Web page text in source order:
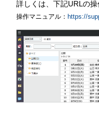
詳しくは、下記URLの操
操作マニュアル： https://